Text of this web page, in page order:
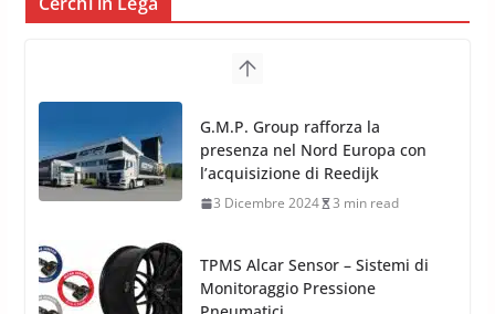
TPMS Alcar Sensor – Sistemi di
Monitoraggio Pressione
Pneumatici
4 Aprile 2022 3 min read
Cerchi in Lega Mercedes: Novità
MAK 2019 – 2020